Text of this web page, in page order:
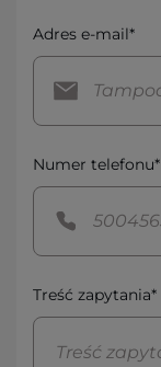
Adres e-mail*
Numer telefonu*
Treść zapytania*